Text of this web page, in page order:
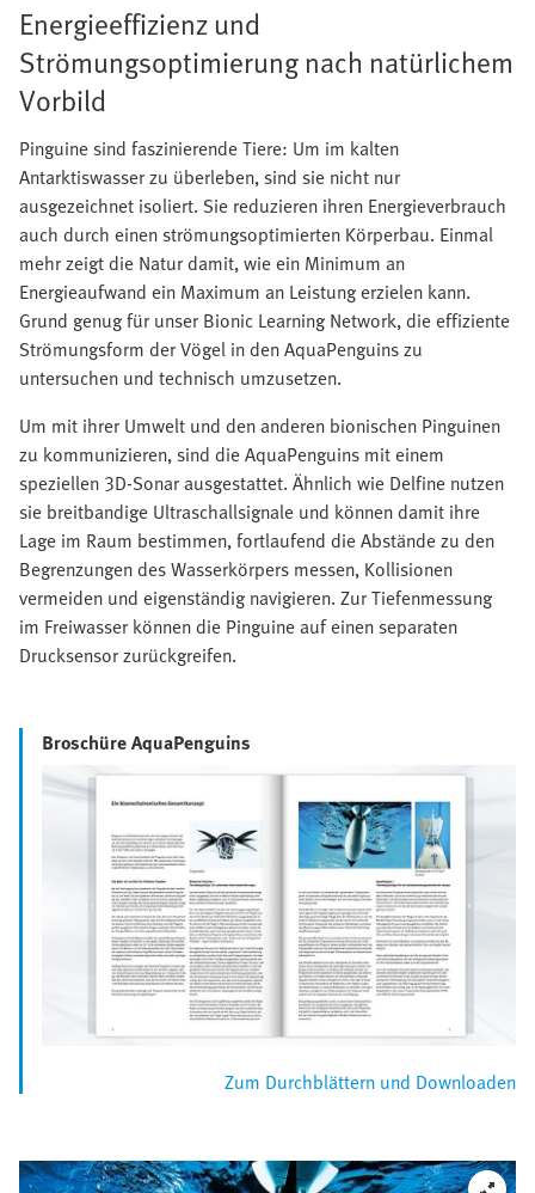
Energieeffizienz und
Strömungsoptimierung nach natürlichem
Vorbild
Pinguine sind faszinierende Tiere: Um im kalten
Antarktiswasser zu überleben, sind sie nicht nur
ausgezeichnet isoliert. Sie reduzieren ihren Energieverbrauch
auch durch einen strömungsoptimierten Körperbau. Einmal
mehr zeigt die Natur damit, wie ein Minimum an
Energieaufwand ein Maximum an Leistung erzielen kann.
Grund genug für unser Bionic Learning Network, die effiziente
Strömungsform der Vögel in den AquaPenguins zu
untersuchen und technisch umzusetzen.
Um mit ihrer Umwelt und den anderen bionischen Pinguinen
zu kommunizieren, sind die AquaPenguins mit einem
speziellen 3D-Sonar ausgestattet. Ähnlich wie Delfine nutzen
sie breitbandige Ultraschallsignale und können damit ihre
Lage im Raum bestimmen, fortlaufend die Abstände zu den
Begrenzungen des Wasserkörpers messen, Kollisionen
vermeiden und eigenständig navigieren. Zur Tiefenmessung
im Freiwasser können die Pinguine auf einen separaten
Drucksensor zurückgreifen.
Broschüre AquaPenguins
Zum Durchblättern und Downloaden